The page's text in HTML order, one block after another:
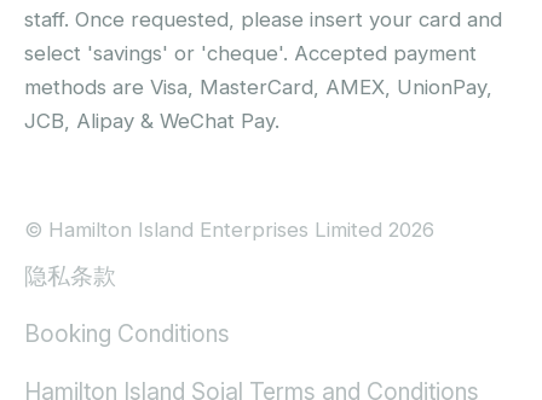
staff. Once requested, please insert your card and
select 'savings' or 'cheque'. Accepted payment
methods are Visa, MasterCard, AMEX, UnionPay,
JCB, Alipay & WeChat Pay.
© Hamilton Island Enterprises Limited 2026
隐私条款
Booking Conditions
Hamilton Island Soial Terms and Conditions